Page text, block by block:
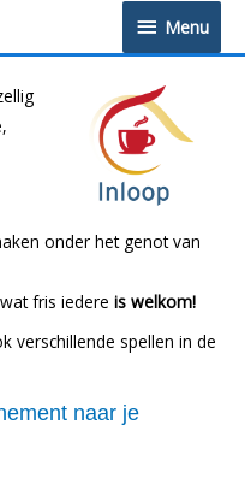
Menu
Menu
onder het genot van
fris iedere is welkom!
verschillende spellen in de
naar je